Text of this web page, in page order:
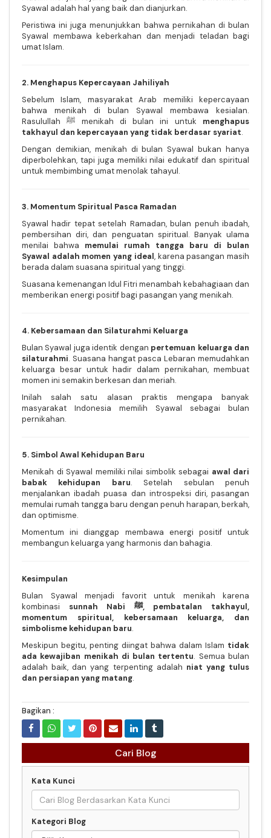
Syawal adalah hal yang baik dan dianjurkan.
Peristiwa ini juga menunjukkan bahwa pernikahan di bulan
Syawal membawa keberkahan dan menjadi teladan bagi
umat Islam.
2. Menghapus Kepercayaan Jahiliyah
Sebelum Islam, masyarakat Arab memiliki kepercayaan
bahwa menikah di bulan Syawal membawa kesialan.
Rasulullah ﷺ menikah di bulan ini untuk menghapus
takhayul dan kepercayaan yang tidak berdasar syariat.
Dengan demikian, menikah di bulan Syawal bukan hanya
diperbolehkan, tapi juga memiliki nilai edukatif dan spiritual
untuk membimbing umat menolak tahayul.
3. Momentum Spiritual Pasca Ramadan
Syawal hadir tepat setelah Ramadan, bulan penuh ibadah,
pembersihan diri, dan penguatan spiritual. Banyak ulama
menilai bahwa memulai rumah tangga baru di bulan
Syawal adalah momen yang ideal, karena pasangan masih
berada dalam suasana spiritual yang tinggi.
Suasana kemenangan Idul Fitri menambah kebahagiaan dan
memberikan energi positif bagi pasangan yang menikah.
4. Kebersamaan dan Silaturahmi Keluarga
Bulan Syawal juga identik dengan pertemuan keluarga dan
silaturahmi. Suasana hangat pasca Lebaran memudahkan
keluarga besar untuk hadir dalam pernikahan, membuat
momen ini semakin berkesan dan meriah.
Inilah salah satu alasan praktis mengapa banyak
masyarakat Indonesia memilih Syawal sebagai bulan
pernikahan.
5. Simbol Awal Kehidupan Baru
Menikah di Syawal memiliki nilai simbolik sebagai awal dari
babak kehidupan baru. Setelah sebulan penuh
menjalankan ibadah puasa dan introspeksi diri, pasangan
memulai rumah tangga baru dengan penuh harapan, berkah,
dan optimisme.
Momentum ini dianggap membawa energi positif untuk
membangun keluarga yang harmonis dan bahagia.
Kesimpulan
Bulan Syawal menjadi favorit untuk menikah karena
kombinasi sunnah Nabi ﷺ, pembatalan takhayul,
momentum spiritual, kebersamaan keluarga, dan
simbolisme kehidupan baru.
Meskipun begitu, penting diingat bahwa dalam Islam tidak
ada kewajiban menikah di bulan tertentu. Semua bulan
adalah baik, dan yang terpenting adalah niat yang tulus
dan persiapan yang matang.
Bagikan :
Cari Blog
Kata Kunci
Kategori Blog